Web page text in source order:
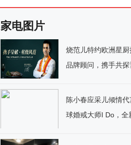
家电图片
烧范儿特约欧洲星厨
品牌顾问，携手共探
陈小春应采儿倾情
球婚戒大师I Do，全